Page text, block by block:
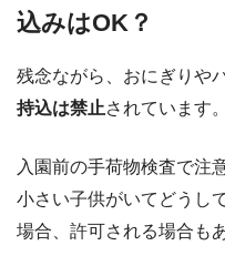
込みはOK？
残念ながら、おにぎりや
持込は禁止されています。
入園前の手荷物検査で注
小さい子供がいてどうし
場合、許可される場合も